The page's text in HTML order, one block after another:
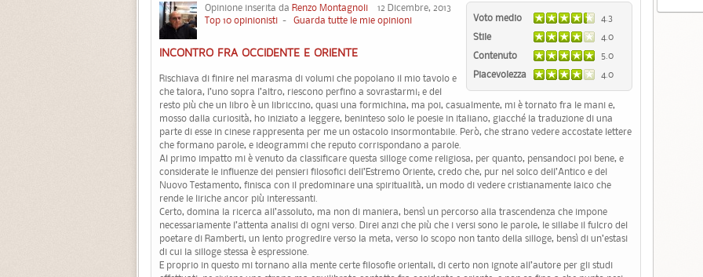
Voto medio
4.3
Stile
4.0
Contenuto
5.0
Piacevolezza
4.0
Opinione inserita da Renzo Montagnoli 12 Dicembre, 2013
Top 10 opinionisti - Guarda tutte le mie opinioni
INCONTRO FRA OCCIDENTE E ORIENTE
Rischiava di finire nel marasma di volumi che popolano il mio tavolo e
che talora, l’uno sopra l’altro, riescono perfino a sovrastarmi; e del
resto più che un libro è un libriccino, quasi una formichina, ma poi, casualmente, mi è tornato fra le mani e,
mosso dalla curiosità, ho iniziato a leggere, beninteso solo le poesie in italiano, giacché la traduzione di una
parte di esse in cinese rappresenta per me un ostacolo insormontabile. Però, che strano vedere accostate lettere
che formano parole, e ideogrammi che reputo corrispondano a parole.
Al primo impatto mi è venuto da classificare questa silloge come religiosa, per quanto, pensandoci poi bene, e
considerate le influenze dei pensieri filosofici dell’Estremo Oriente, credo che, pur nel solco dell’Antico e del
Nuovo Testamento, finisca con il predominare una spiritualità, un modo di vedere cristianamente laico che
rende le liriche ancor più interessanti.
Certo, domina la ricerca all’assoluto, ma non di maniera, bensì un percorso alla trascendenza che impone
necessariamente l’attenta analisi di ogni verso. Direi anzi che più che i versi sono le parole, le sillabe il fulcro del
poetare di Ramberti, un lento progredire verso la meta, verso lo scopo non tanto della silloge, bensì di un’estasi
di cui la silloge stessa è espressione.
E proprio in questo mi tornano alla mente certe filosofie orientali, di certo non ignote all’autore per gli studi